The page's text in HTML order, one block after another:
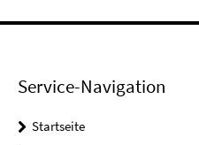
Service-Navigation
Startseite